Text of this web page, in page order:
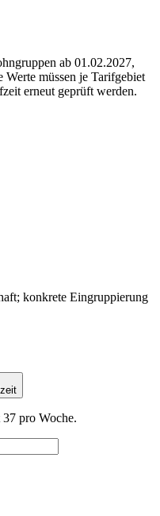
ab 01.02.2027,
Werte müssen je Tarifgebiet
erneut geprüft werden.
konkrete Eingruppierung
37 pro Woche.